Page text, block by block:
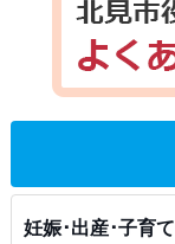
妊娠･出産･子育て